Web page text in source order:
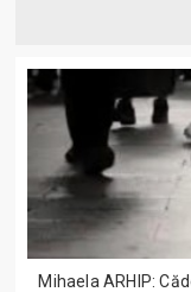
Mihaela ARHIP: